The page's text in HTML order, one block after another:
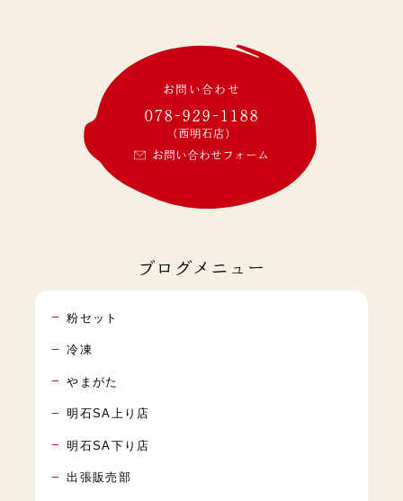
お問い合わせ
078-929-1188
(西明石店)
お問い合わせフォーム
ブログメニュー
粉セット
冷凍
やまがた
明石SA上り店
明石SA下り店
出張販売部